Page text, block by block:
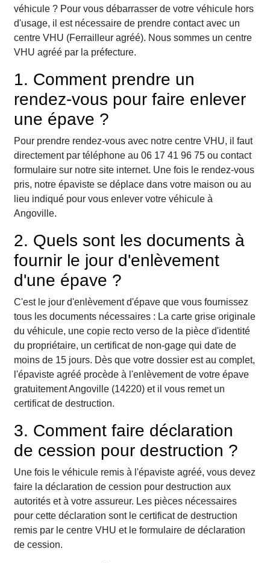
véhicule ? Pour vous débarrasser de votre véhicule hors
d'usage, il est nécessaire de prendre contact avec un
centre VHU (Ferrailleur agréé). Nous sommes un centre
VHU agréé par la préfecture.
1. Comment prendre un
rendez-vous pour faire enlever
une épave ?
Pour prendre rendez-vous avec notre centre VHU, il faut
directement par téléphone au 06 17 41 96 75 ou contact
formulaire sur notre site internet. Une fois le rendez-vous
pris, notre épaviste se déplace dans votre maison ou au
lieu indiqué pour vous enlever votre véhicule à
Angoville.
2. Quels sont les documents à
fournir le jour d'enlèvement
d'une épave ?
C'est le jour d'enlèvement d'épave que vous fournissez
tous les documents nécessaires : La carte grise originale
du véhicule, une copie recto verso de la pièce d'identité
du propriétaire, un certificat de non-gage qui date de
moins de 15 jours. Dès que votre dossier est au complet,
l'épaviste agréé procède à l'enlèvement de votre épave
gratuitement Angoville (14220) et il vous remet un
certificat de destruction.
3. Comment faire déclaration
de cession pour destruction ?
Une fois le véhicule remis à l'épaviste agréé, vous devez
faire la déclaration de cession pour destruction aux
autorités et à votre assureur. Les pièces nécessaires
pour cette déclaration sont le certificat de destruction
remis par le centre VHU et le formulaire de déclaration
de cession.